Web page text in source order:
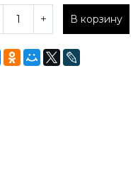
В корзину